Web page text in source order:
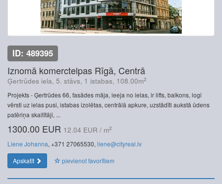
ID: 489395
Iznomā komerctelpas Rīgā, Centrā
Ģertrūdes iela, 5. stāvs, 1 istabas, 108.00m2
Projekts - Ģertrūdes 66, fasādes māja, ieeja no ielas, ir lifts, balkons, logi
vērsti uz ielas pusi, istabas izolētas, centrālā apkure, uzstādīti aukstā ūdens
patēriņa skaitītāji, ...
1300.00 EUR 12.04 EUR / m2
Liene Johanna, +371 27065530, liene@cityreal.lv
Apskatīt
pievienot favorītiem